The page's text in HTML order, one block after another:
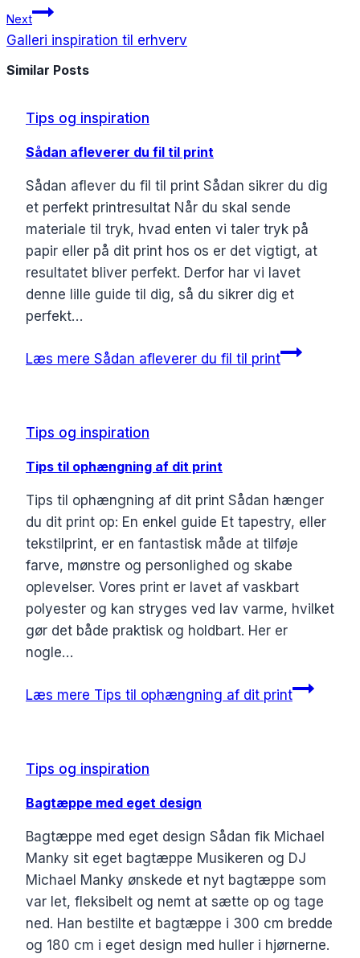
Next
Galleri inspiration til erhverv
Similar Posts
Tips og inspiration
Sådan afleverer du fil til print
Sådan aflever du fil til print Sådan sikrer du dig
et perfekt printresultat Når du skal sende
materiale til tryk, hvad enten vi taler tryk på
papir eller på dit print hos os er det vigtigt, at
resultatet bliver perfekt. Derfor har vi lavet
denne lille guide til dig, så du sikrer dig et
perfekt…
Læs mere Sådan afleverer du fil til print
Tips og inspiration
Tips til ophængning af dit print
Tips til ophængning af dit print Sådan hænger
du dit print op: En enkel guide Et tapestry, eller
tekstilprint, er en fantastisk måde at tilføje
farve, mønstre og personlighed og skabe
oplevelser. Vores print er lavet af vaskbart
polyester og kan stryges ved lav varme, hvilket
gør det både praktisk og holdbart. Her er
nogle…
Læs mere Tips til ophængning af dit print
Tips og inspiration
Bagtæppe med eget design
Bagtæppe med eget design Sådan fik Michael
Manky sit eget bagtæppe Musikeren og DJ
Michael Manky ønskede et nyt bagtæppe som
var let, fleksibelt og nemt at sætte op og tage
ned. Han bestilte et bagtæppe i 300 cm bredde
og 180 cm i eget design med huller i hjørnerne.